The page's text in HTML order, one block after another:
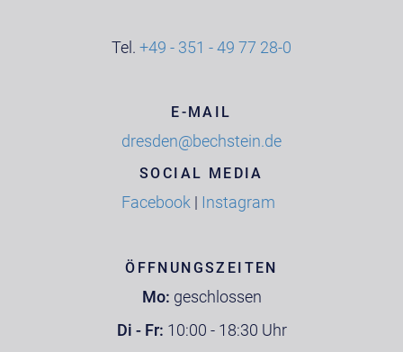
Tel. +49 - 351 - 49 77 28-0
E-MAIL
dresden@bechstein.de
SOCIAL MEDIA
Facebook | Instagram
ÖFFNUNGSZEITEN
Mo: geschlossen
Di - Fr: 10:00 - 18:30 Uhr